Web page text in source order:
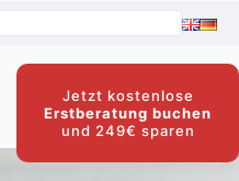
Jetzt kostenlose
Erstberatung buchen
und 249€ sparen